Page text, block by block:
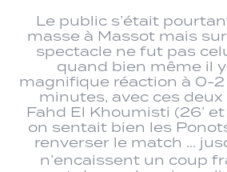
Le public s’était
masse à Massot mais
spectacle ne fut pas
quand bien même il
magnifique réaction à 0-
minutes, avec ces
Fahd El Khoumisti (26’ et
on sentait bien les
renverser le match …
n’encaissent un coup